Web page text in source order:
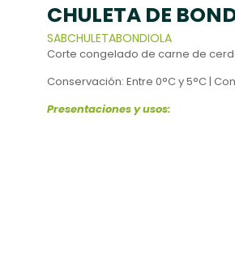
CHULETA DE
SABCHULETABONDIOLA
Corte congelado de carne de
Conservación: Entre 0°C y 5°C |
Presentaciones y usos: